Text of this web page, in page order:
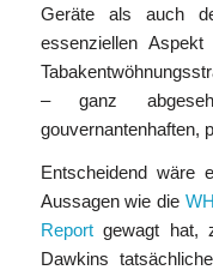
Geräte als auch
essenziellen
– ganz
gouvernantenhaften,
Entscheidend wäre
Aussagen wie die
Reportgewagt hat,
Dawkins